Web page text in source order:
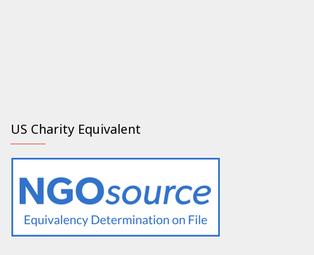
US Charity Equivalent